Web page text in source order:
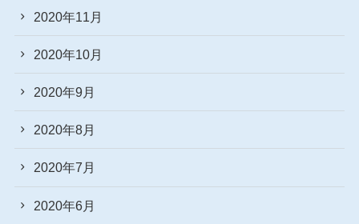
2020年11月
2020年10月
2020年9月
2020年8月
2020年7月
2020年6月